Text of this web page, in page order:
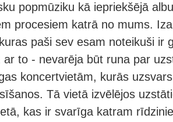
popmūziku kā iepriekšējā
procesiem katrā no mums.
paši sev esam noteikuši ir
to - nevarēja būt runa par
koncertvietām, kurās
Tā vietā izvēlējos
kas ir svarīga katram